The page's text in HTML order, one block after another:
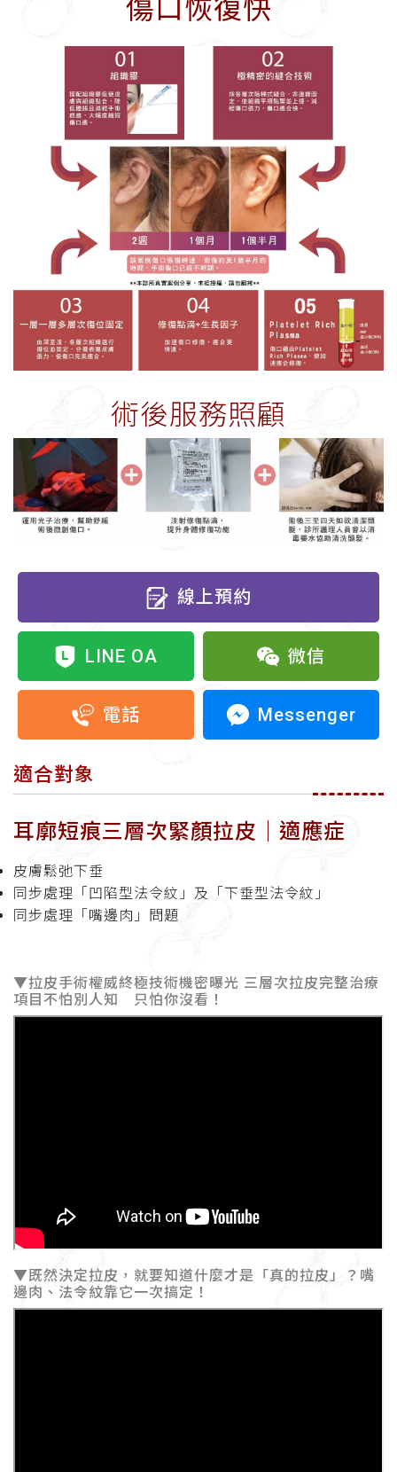
傷口恢復快
術後服務照顧
線上預約
LINE OA 微信
電話 Messenger
適合對象
耳廓短痕三層次緊顏拉皮│適應症
皮膚鬆弛下垂
同步處理「凹陷型法令紋」及「下垂型法令紋」
同步處理「嘴邊肉」問題
▼拉皮手術權威終極技術機密曝光 三層次拉皮完整治療
項目不怕別人知 只怕你沒看！
▼既然決定拉皮，就要知道什麼才是「真的拉皮」？嘴
邊肉、法令紋靠它一次搞定！